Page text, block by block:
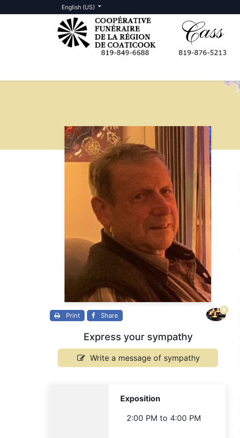
English (US)
Print Share
9
Express your sympathy
Write a message of sympathy
Exposition
2:00 PM to 4:00 PM